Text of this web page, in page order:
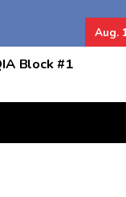
Aug.
Block #1